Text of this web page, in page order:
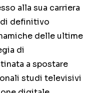
alla sua carriera
di definitivo
delle ultime
di
a spostare
studi televisivi